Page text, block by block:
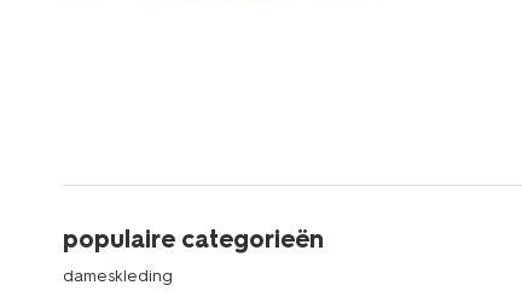
populaire categorieën
dameskleding